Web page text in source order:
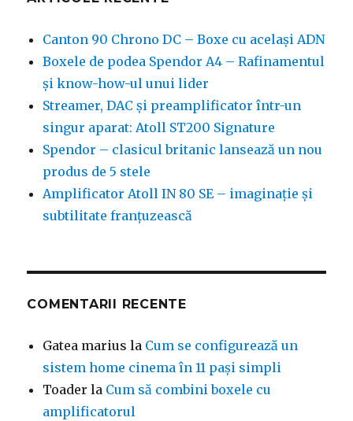
Canton 90 Chrono DC – Boxe cu același ADN
Boxele de podea Spendor A4 – Rafinamentul
și know-how-ul unui lider
Streamer, DAC și preamplificator într-un
singur aparat: Atoll ST200 Signature
Spendor – clasicul britanic lansează un nou
produs de 5 stele
Amplificator Atoll IN 80 SE – imaginație și
subtilitate franțuzească
COMENTARII RECENTE
Gatea marius la Cum se configurează un
sistem home cinema în 11 pași simpli
Toader la Cum să combini boxele cu
amplificatorul